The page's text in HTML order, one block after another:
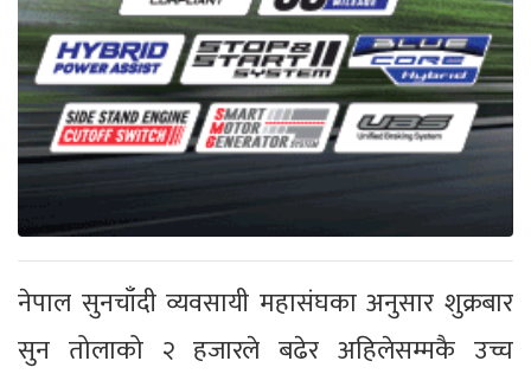
नेपाल सुनचाँदी व्यवसायी महासंघका अनुसार शुक्रबार
सुन तोलाको २ हजारले बढेर अहिलेसम्मकै उच्च